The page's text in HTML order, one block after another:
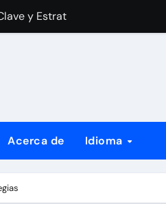
Acerca de Idioma